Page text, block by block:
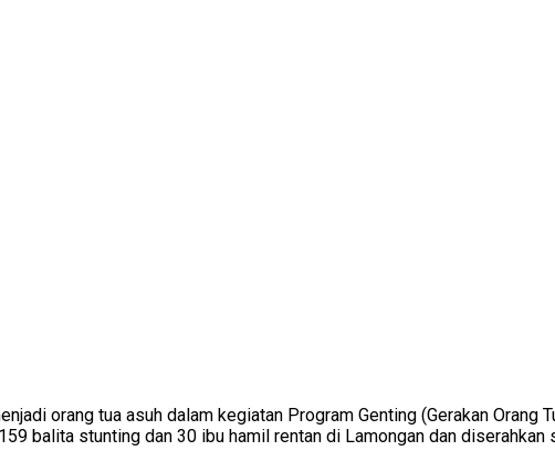
orang tua asuh dalam kegiatan Program Genting (Gerakan Orang
balita stunting dan 30 ibu hamil rentan di Lamongan dan